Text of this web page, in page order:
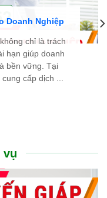
Doanh Nghiệp
chỉ là trách
hạn giúp doanh
bền vững. Tại
cấp dịch ...
vụ